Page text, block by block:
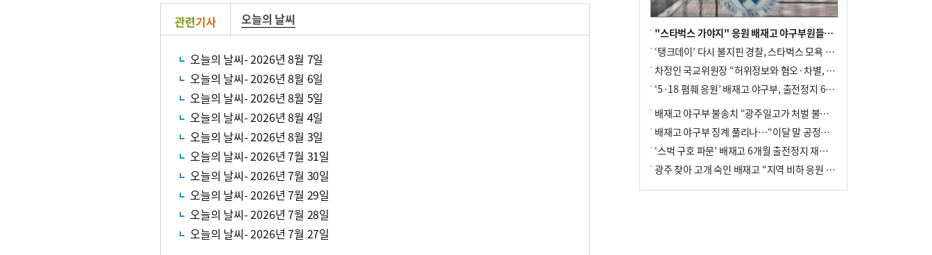
관련기사 오늘의 날씨
오늘의 날씨- 2026년 8월 7일
오늘의 날씨- 2026년 8월 6일
오늘의 날씨- 2026년 8월 5일
오늘의 날씨- 2026년 8월 4일
오늘의 날씨- 2026년 8월 3일
오늘의 날씨- 2026년 7월 31일
오늘의 날씨- 2026년 7월 30일
오늘의 날씨- 2026년 7월 29일
오늘의 날씨- 2026년 7월 28일
오늘의 날씨- 2026년 7월 27일
"스타벅스 가야지" 응원 배재고 야구부원들, 학교서 징계 처분
‘탱크데이’ 다시 불지핀 경찰, 스타벅스 모욕 혐의 압수수색
차정인 국교위원장 “허위정보와 혐오·차별, 학교 교실까지 유입"
‘5·18 폄훼 응원’ 배재고 야구부, 출전정지 6개월→1개월 감경
배재고 야구부 불송치 “광주일고가 처벌 불원 의사 표해”
배재고 야구부 징계 풀리나…“이달 말 공정위서 재심의”
‘스벅 구호 파문’ 배재고 6개월 출전정지 재심 신청키로
광주 찾아 고개 숙인 배재고 “지역 비하 응원 잘못”(종합)